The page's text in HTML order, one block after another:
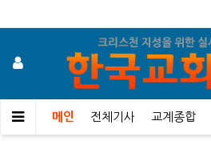
메인 전체기사 교계종합